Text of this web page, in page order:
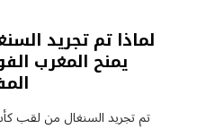
لماذا تم تجريد
المفاجئ